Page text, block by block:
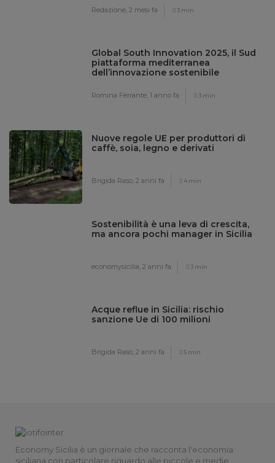
Redazione,2 mesi fa 3 min
Global South Innovation 2025, il Sud
piattaforma mediterranea
dell’innovazione sostenibile
Romina Ferrante,1 anno fa 3 min
Nuove regole UE per produttori di
caffè, soia, legno e derivati
Brigida Raso,2 anni fa 4 min
Sostenibilità è una leva di crescita,
ma ancora pochi manager in Sicilia
economysicilia,2 anni fa 3 min
Acque reflue in Sicilia: rischio
sanzione Ue di 100 milioni
Brigida Raso,2 anni fa 5 min
Economy Sicilia è un giornale che racconta l'economia
siciliana con particolare riguardo alle piccole e medie